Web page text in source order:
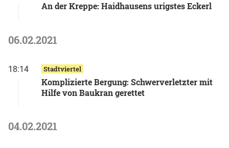
An der Kreppe: Haidhausens urigstes Eckerl
06.02.2021
18:14 Stadtviertel
Komplizierte Bergung: Schwerverletzter mit
Hilfe von Baukran gerettet
04.02.2021